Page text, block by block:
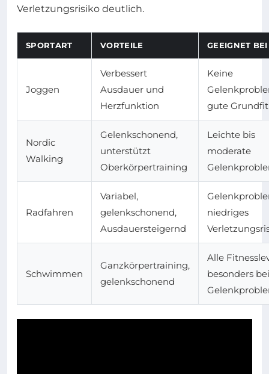
Verletzungsrisiko deutlich.
SPORTART VORTEILE GEEIGNET BEI
Joggen
Verbessert
Ausdauer und
Herzfunktion
Keine
gute
Nordic
Walking
Gelenkschonend,
unterstützt
Oberkörpertraining
Leichte bis
moderate
Radfahren
Variabel,
gelenkschonend,
Ausdauersteigernd
niedriges
Schwimmen
Ganzkörpertraining,
gelenkschonend
Alle
besonders bei